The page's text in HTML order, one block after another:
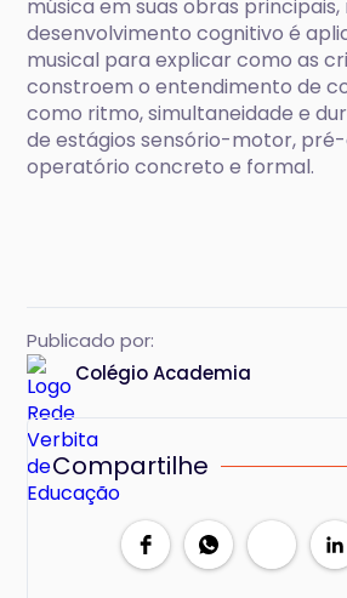
música em suas obras
desenvolvimento cognitivo é
musical para explicar como as
constroem o entendimento de
como ritmo, simultaneidade e
de estágios sensório-motor,
operatório concreto e formal.
Publicado por:
Colégio Academia
Compartilhe